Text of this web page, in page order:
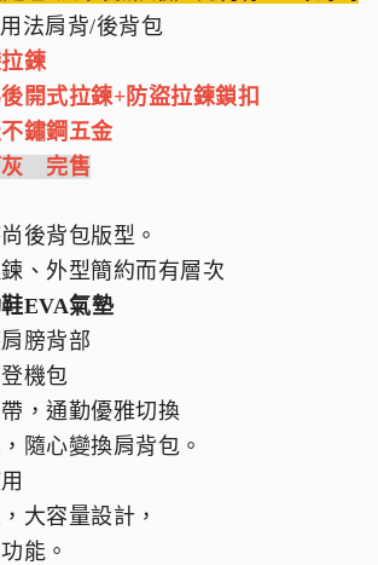
法肩背/後背包
鍊
開式拉鍊+防盜拉鍊鎖扣
鏽鋼五金
灰 完售
後背包版型。
、外型簡約而有層次
EVA氣墊
膀背部
機包
，通勤優雅切換
隨心變換肩背包。
大容量設計，
能。